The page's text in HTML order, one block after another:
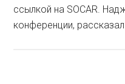
ссылкой на SOCAR.
конференции,